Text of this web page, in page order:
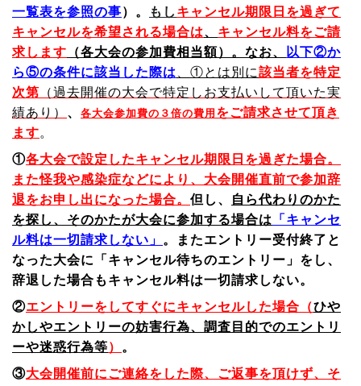
一覧表を参照の事）。 もし キャンセル期限日を過ぎて
キャンセルを希望される場合は、 キャンセル料をご請
求します （各大会の参加費相当額） 。なお、
以下②か
ら⑤の条件に該当した際は
、①とは別に該当者を特定
次第 （過去開催の大会で特定しお支払いして頂いた実
績あり） 、 各大会参加費の３倍の費用 をご請求させて頂き
ます。
①各大会で設定したキャンセル期限日を過ぎた場合。
また怪我や感染症などにより、大会開催直前で参加辞
退をお申し出になった場合。 但し、
自ら代わりのかた
を探し、そのかたが大会に参加する場合は
「キャンセ
ル料は一切請求しない」 。またエントリー受付終了と
なった大会に「キャンセル待ちのエントリー」をし、
辞退した場合もキャンセル料は一切請求しない。
②エントリーをしてすぐにキャンセルした場合（ひや
かしやエントリーの妨害行為、調査目的でのエントリ
ーや迷惑行為等） 。
③大会開催前にご連絡をした際、ご返事を頂けず、そ